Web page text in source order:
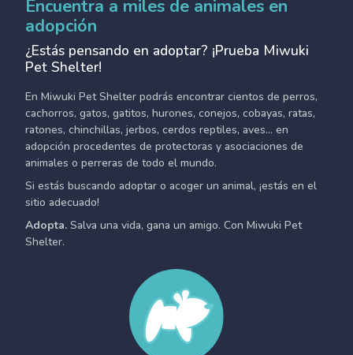
Encuentra a miles de animales en
adopción
¿Estás pensando en adoptar? ¡Prueba Miwuki
Pet Shelter!
En Miwuki Pet Shelter podrás encontrar cientos de perros,
cachorros, gatos, gatitos, hurones, conejos, cobayas, ratas,
ratones, chinchillas, jerbos, cerdos reptiles, aves... en
adopción procedentes de protectoras y asociaciones de
animales o perreras de todo el mundo.
Si estás buscando adoptar o acoger un animal, ¡estás en el
sitio adecuado!
Adopta. Salva una vida, gana un amigo. Con Miwuki Pet
Shelter.